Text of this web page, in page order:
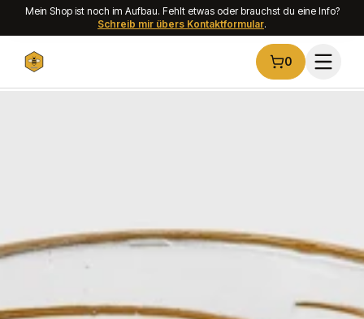
Zum Hauptinhalt springen
Mein Shop ist noch im Aufbau. Fehlt etwas oder brauchst du eine Info?
Schreib mir übers Kontaktformular.
0
Warenkorb ist